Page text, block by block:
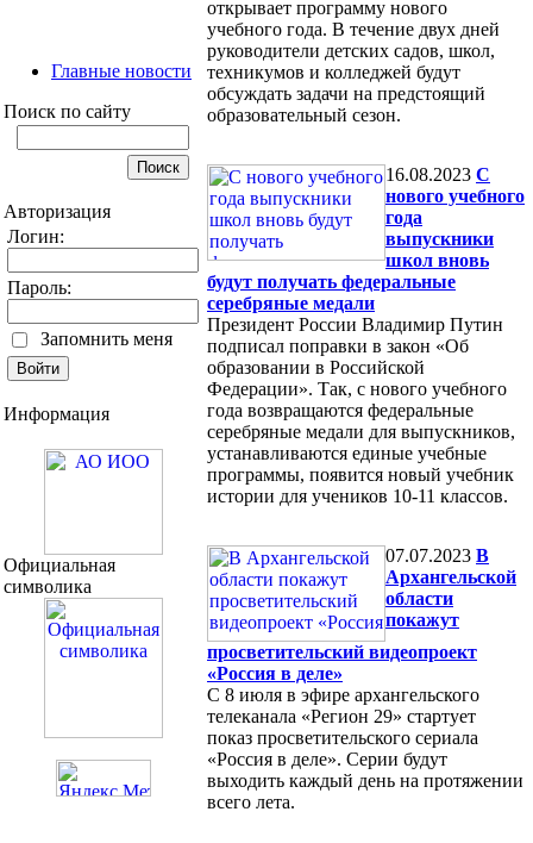
Главные новости
Поиск по сайту
Авторизация
Логин:
Пароль:
Запомнить меня
Информация
Официальная
символика
открывает программу нового
учебного года. В течение двух дней
руководители детских садов, школ,
техникумов и колледжей будут
обсуждать задачи на предстоящий
образовательный сезон.
16.08.2023 С
нового учебного
года
выпускники
школ вновь
будут получать федеральные
серебряные медали
Президент России Владимир Путин
подписал поправки в закон «Об
образовании в Российской
Федерации». Так, с нового учебного
года возвращаются федеральные
серебряные медали для выпускников,
устанавливаются единые учебные
программы, появится новый учебник
истории для учеников 10-11 классов.
07.07.2023 В
Архангельской
области
покажут
просветительский видеопроект
«Россия в деле»
С 8 июля в эфире архангельского
телеканала «Регион 29» стартует
показ просветительского сериала
«Россия в деле». Серии будут
выходить каждый день на протяжении
всего лета.